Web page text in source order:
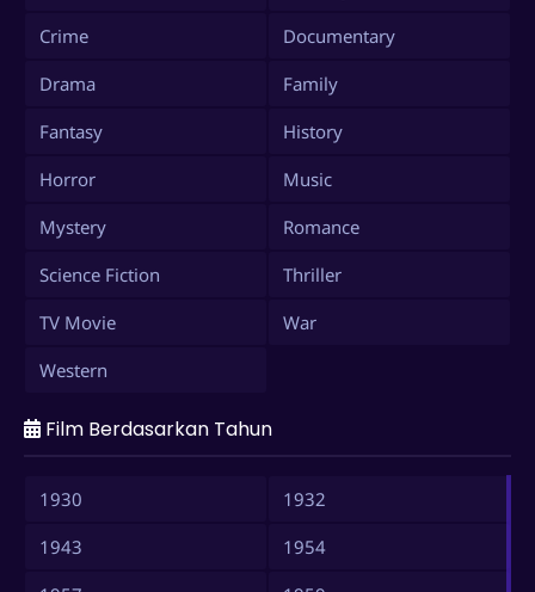
Crime
Documentary
Drama
Family
Fantasy
History
Horror
Music
Mystery
Romance
Science Fiction
Thriller
TV Movie
War
Western
Film Berdasarkan Tahun
1930
1932
1943
1954